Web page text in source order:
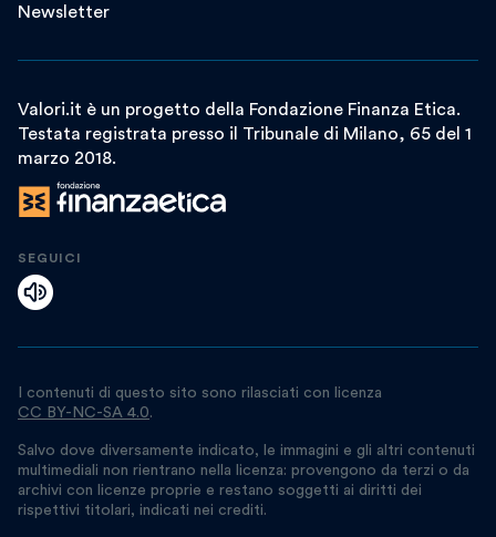
Newsletter
Valori.it è un progetto della Fondazione Finanza Etica.
Testata registrata presso il Tribunale di Milano, 65 del 1
marzo 2018.
SEGUICI
I contenuti di questo sito sono rilasciati con licenza
CC BY-NC-SA 4.0.
Salvo dove diversamente indicato, le immagini e gli altri contenuti
multimediali non rientrano nella licenza: provengono da terzi o da
archivi con licenze proprie e restano soggetti ai diritti dei
rispettivi titolari, indicati nei crediti.